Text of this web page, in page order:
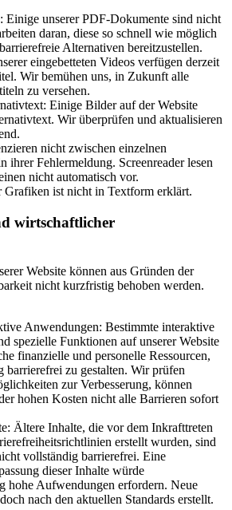
Einige unserer PDF-Dokumente sind nicht
daran, diese so schnell wie möglich
Alternativen bereitzustellen.
eingebetteten Videos verfügen derzeit
Wir bemühen uns, in Zukunft alle
zu versehen.
Einige Bilder auf der Website
Wir überprüfen und aktualisieren
nicht zwischen einzelnen
ihrer Fehlermeldung. Screenreader lesen
nicht automatisch vor.
Grafiken ist nicht in Textform erklärt.
wirtschaftlicher
Website können aus Gründen der
nicht kurzfristig behoben werden.
Anwendungen: Bestimmte interaktive
spezielle Funktionen auf unserer Website
finanzielle und personelle Ressourcen,
barrierefrei zu gestalten. Wir prüfen
zur Verbesserung, können
hohen Kosten nicht alle Barrieren sofort
Ältere Inhalte, die vor dem Inkrafttreten
erstellt wurden, sind
vollständig barrierefrei. Eine
dieser Inhalte würde
hohe Aufwendungen erfordern. Neue
nach den aktuellen Standards erstellt.